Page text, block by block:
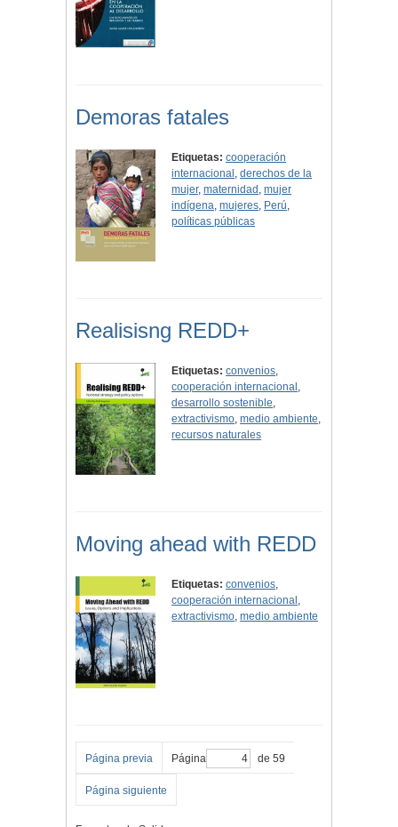
Demoras fatales
Etiquetas: cooperación
internacional ,derechos de la
mujer,maternidad ,mujer
indígena,mujeres, Perú,
políticas públicas
Realisisng REDD+
Etiquetas: convenios,
cooperación internacional ,
desarrollo sostenible,
extractivismo,medio ambiente,
recursos naturales
Moving ahead with REDD
Etiquetas: convenios,
cooperación internacional ,
extractivismo,medio ambiente
Página previa Página de 59
Página siguiente